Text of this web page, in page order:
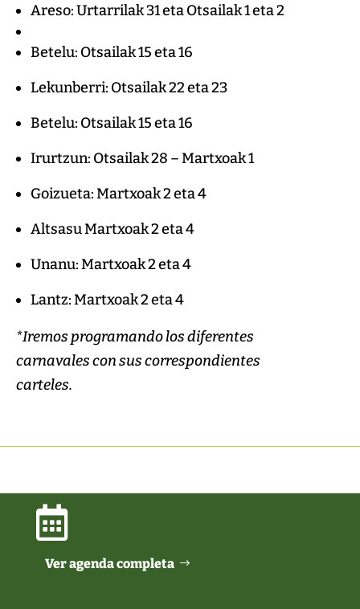
Areso: Urtarrilak 31 eta Otsailak 1 eta 2
Betelu: Otsailak 15 eta 16
Lekunberri: Otsailak 22 eta 23
Betelu: Otsailak 15 eta 16
Irurtzun: Otsailak 28 – Martxoak 1
Goizueta: Martxoak 2 eta 4
Altsasu Martxoak 2 eta 4
Unanu: Martxoak 2 eta 4
Lantz: Martxoak 2 eta 4
*Iremos programando los diferentes
carnavales con sus correspondientes
carteles.

Ver agenda completa